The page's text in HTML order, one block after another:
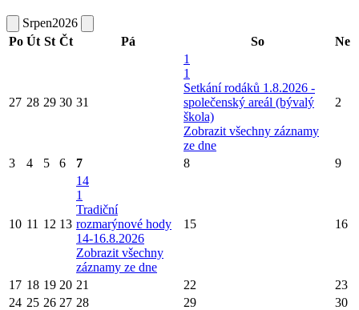
Srpen2026
Po Út St Čt Pá So Ne
27 28 29 30 31
1
1
Setkání rodáků 1.8.2026 -
společenský areál (bývalý
škola)
Zobrazit všechny záznamy
ze dne
2
3 4 5 6 7 8 9
10 11 12 13
14
1
Tradiční
rozmarýnové hody
14-16.8.2026
Zobrazit všechny
záznamy ze dne
15 16
17 18 19 20 21 22
23
24 25 26 27 28 29
30